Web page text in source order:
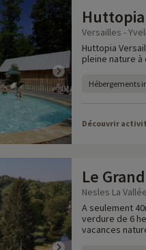
Versailles -
Huttopia
pleine nature à
Hébergements
Découvrir
Le
Nesles La
A seulement
verdure de 6
vacances